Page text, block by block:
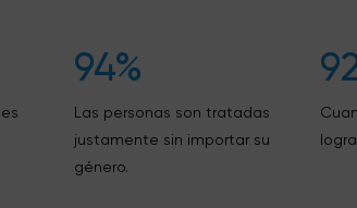
94%
Las personas son tratadas
justamente sin importar su
género.